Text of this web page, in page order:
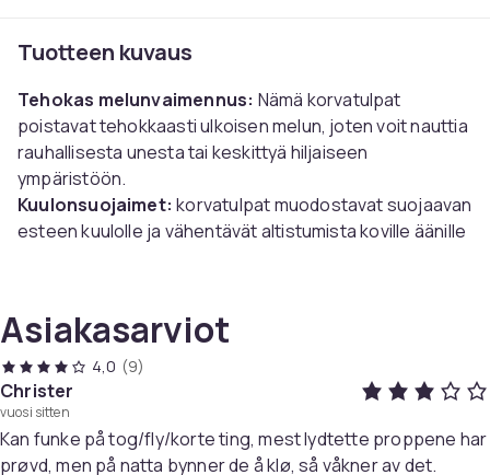
Tuotteen kuvaus
Tehokas melunvaimennus: Nämä korvatulpat
poistavat tehokkaasti ulkoisen melun, joten voit nauttia
rauhallisesta unesta tai keskittyä hiljaiseen
ympäristöön.
Kuulonsuojaimet: korvatulpat muodostavat suojaavan
esteen kuulolle ja vähentävät altistumista koville äänille
painetta tai kipua jopa pitkäaikaisen käytön aikana.
Hygieeniset ja uudelleen käytettävät:
silikonikorvatulpat ovat pestäviä ja niitä voidaan käyttää
yhä uudelleen ja uudelleen. Sarjan mukana tulee
käytännöllinen säilytyslaatikko.
Asiakasarviot
4,0 (9)
Christer
vuosi sitten
Kan funke på tog/fly/korte ting, mest lydtette proppene har
prøvd, men på natta bynner de å klø, så våkner av det.